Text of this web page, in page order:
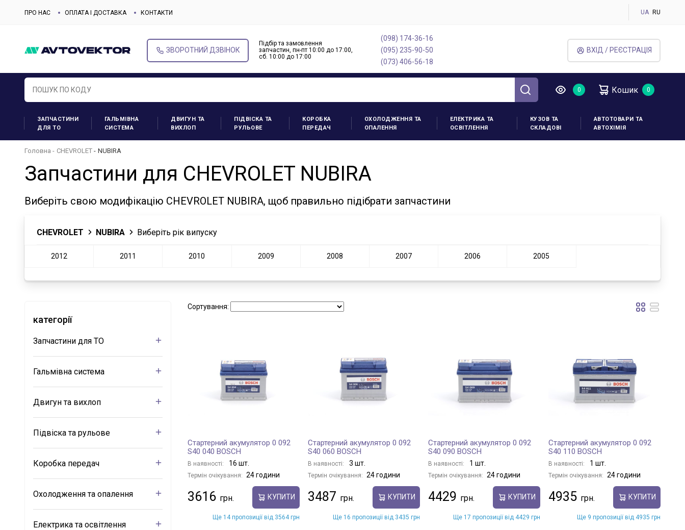
ПРО НАС ОПЛАТА І ДОСТАВКА КОНТАКТИ UA RU
ЗВОРОТНИЙ ДЗВІНОК
Підбір та замовлення
запчастин, пн-пт 10:00 до 17:00,
cб. 10:00 до 17:00
(098) 174-36-16
(095) 235-90-50
(073) 406-56-18
ВХІД / РЕЄСТРАЦІЯ
Кошик
ЗАПЧАСТИНИ
ДЛЯ ТО
ГАЛЬМІВНА
СИСТЕМА
ДВИГУН ТА
ВИХЛОП
ПІДВІСКА ТА
РУЛЬОВЕ
КОРОБКА
ПЕРЕДАЧ
ОХОЛОДЖЕННЯ ТА
ОПАЛЕННЯ
ЕЛЕКТРИКА ТА
ОСВІТЛЕННЯ
КУЗОВ ТА
СКЛАДОВІ
АВТОТОВАРИ ТА
АВТОХІМІЯ
Головна CHEVROLET NUBIRA
Запчастини для CHEVROLET NUBIRA
Виберіть свою модифікацію CHEVROLET NUBIRA, щоб правильно підібрати запчастини
CHEVROLET NUBIRA Виберіть рік випуску
2012 2011 2010 2009 2008 2007 2006 2005
категорії
Запчастини для ТО
Гальмівна система
Двигун та вихлоп
Підвіска та рульове
Коробка передач
Охолодження та опалення
Електрика та освітлення
Сортування:
Стартерний акумулятор 0 092
S40 040 BOSCH
В наявності: 16 шт.
Термін очікування: 24 години
3616 КУПИТИ
Ще 14 пропозиції від 3564 грн
Стартерний акумулятор 0 092
S40 060 BOSCH
В наявності: 3 шт.
Термін очікування: 24 години
3487 КУПИТИ
Ще 16 пропозиції від 3435 грн
Стартерний акумулятор 0 092
S40 090 BOSCH
В наявності: 1 шт.
Термін очікування: 24 години
4429 КУПИТИ
Ще 17 пропозиції від 4429 грн
Стартерний акумулятор 0 092
S40 110 BOSCH
В наявності: 1 шт.
Термін очікування: 24 години
4935 КУПИТИ
Ще 9 пропозиції від 4935 грн